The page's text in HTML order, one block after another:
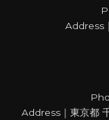
Address
Address｜東京都